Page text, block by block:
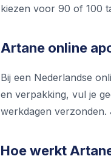
kiezen voor 90 of 100
Artane online
Bij een Nederlandse
en verpakking, vul je
werkdagen
Hoe werkt